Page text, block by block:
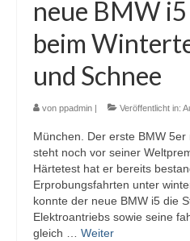
neue BMW
beim
und Schnee
von ppadmin Veröffentlicht in:
München. Der erste BMW
steht noch vor seiner
Härtetest hat er bereits
Erprobungsfahrten unter
konnte der neue BMW i5 die
Elektroantriebs sowie seine
gleich … Weiter